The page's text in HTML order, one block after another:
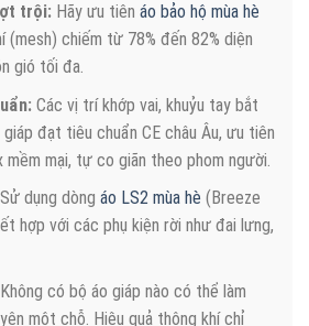
trội:Hãy ưu tiên áo bảo hộ mùa hè
(mesh) chiếm từ 78% đến 82% diện
gió tối đa.
Các vị trí khớp vai, khuỷu tay bắt
đạt tiêu chuẩn CE châu Âu, ưu tiên
mại, tự co giãn theo phom người.
dụng dòng áo LS2 mùa hè (Breeze
hợp với các phụ kiện rời như đai lưng,
có bộ áo giáp nào có thể làm
một chỗ. Hiệu quả thông khí chỉ